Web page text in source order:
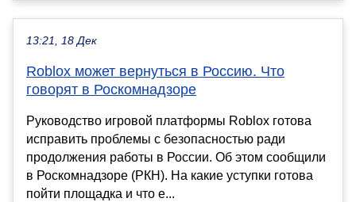
13:21, 18 Дек
Roblox может вернуться в Россию. Что
говорят в Роскомнадзоре
Руководство игровой платформы Roblox готова
исправить проблемы с безопасностью ради
продолжения работы в России. Об этом сообщили
в Роскомнадзоре (РКН). На какие уступки готова
пойти площадка и что е...